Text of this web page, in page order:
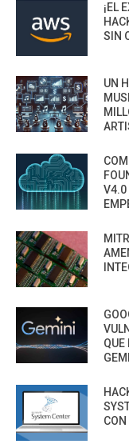
¡EL
SIN
UN
V4.0
QUE